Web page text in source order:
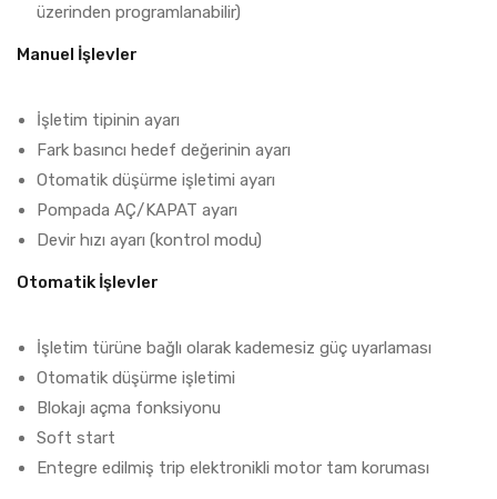
üzerinden programlanabilir)
Manuel İşlevler
İşletim tipinin ayarı
Fark basıncı hedef değerinin ayarı
Otomatik düşürme işletimi ayarı
Pompada AÇ/KAPAT ayarı
Devir hızı ayarı (kontrol modu)
Otomatik İşlevler
İşletim türüne bağlı olarak kademesiz güç uyarlaması
Otomatik düşürme işletimi
Blokajı açma fonksiyonu
Soft start
Entegre edilmiş trip elektronikli motor tam koruması